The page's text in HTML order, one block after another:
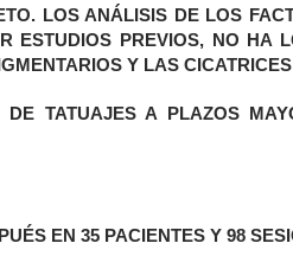
LOS ANÁLISIS DE LOS
ESTUDIOS PREVIOS, NO HA
Y LAS
DE TATUAJES A PLAZOS
EN 35 PACIENTES Y 98